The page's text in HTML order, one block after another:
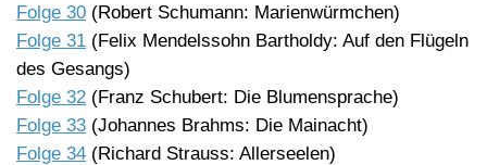
Folge 30 (Robert Schumann: Marienwürmchen)
Folge 31 (Felix Mendelssohn Bartholdy: Auf den Flügeln
des Gesangs)
Folge 32 (Franz Schubert: Die Blumensprache)
Folge 33 (Johannes Brahms: Die Mainacht)
Folge 34 (Richard Strauss: Allerseelen)